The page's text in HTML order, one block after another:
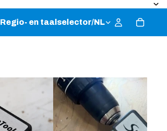
Regio- en taalselector/NL